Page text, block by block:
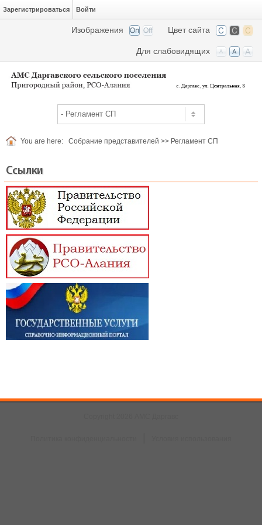
Зарегистрироваться Войти
Цвет сайта
Изображения
Для слабовидящих
You are here: Собрание представителей >> Регламент СП
Ссылки